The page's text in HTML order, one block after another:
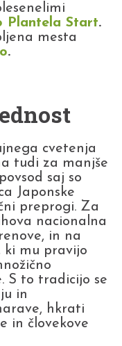
Plantela Start.
mesta
.
cvetenja
tudi za manjše
saj so
Japonske
preprogi. Za
nacionalna
in na
ki mu pravijo
S to tradicijo se
in
hkrati
in človekove